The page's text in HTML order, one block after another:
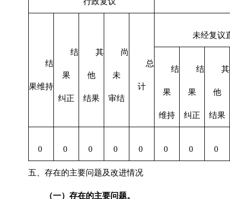
结
果维持
结
果
纠正
其
他
结果
尚
未
审结
总
计
未经复议
结
果
维持
结
果
纠正
其
他
结果
0 0 0 0 0 0 0 0
五、存在的主要问题及改进情况
（一）存在的主要问题。